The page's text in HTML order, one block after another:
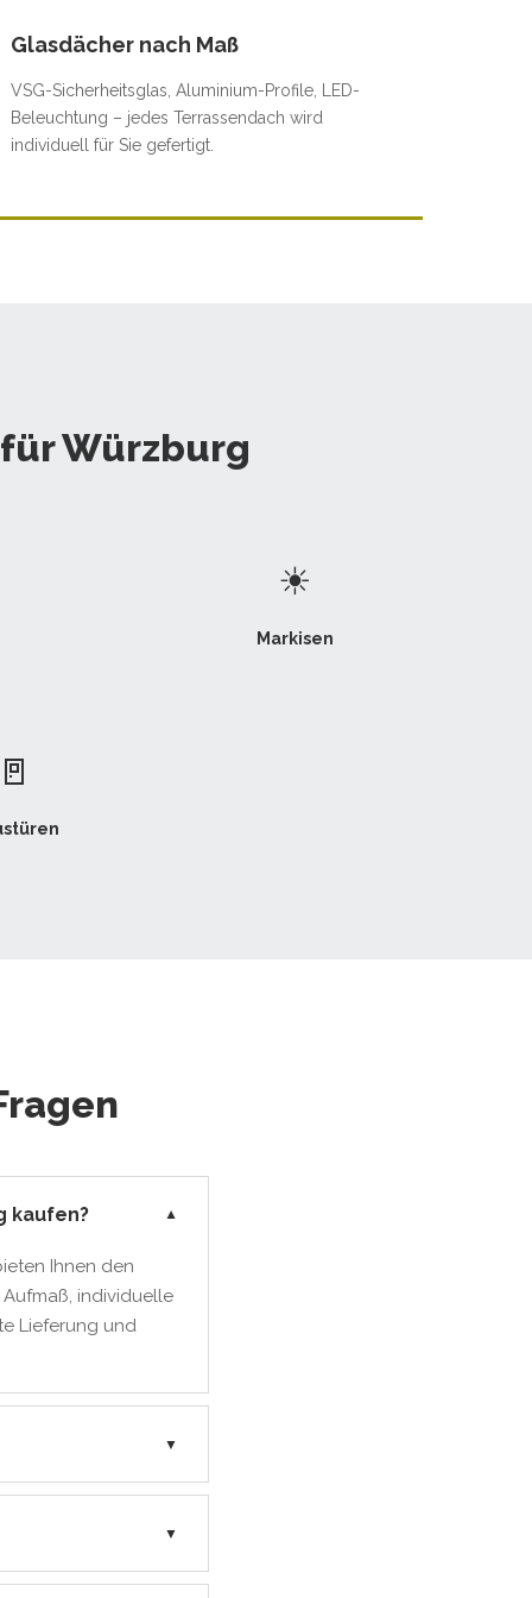
Glasdächer nach Maß
VSG-Sicherheitsglas, Aluminium-Profile, LED-
Beleuchtung – jedes Terrassendach wird
individuell für Sie gefertigt.
Würzburg
☀
Markisen
🚪
kaufen? ▼
Ihnen den
individuelle
Lieferung und
▼
▼